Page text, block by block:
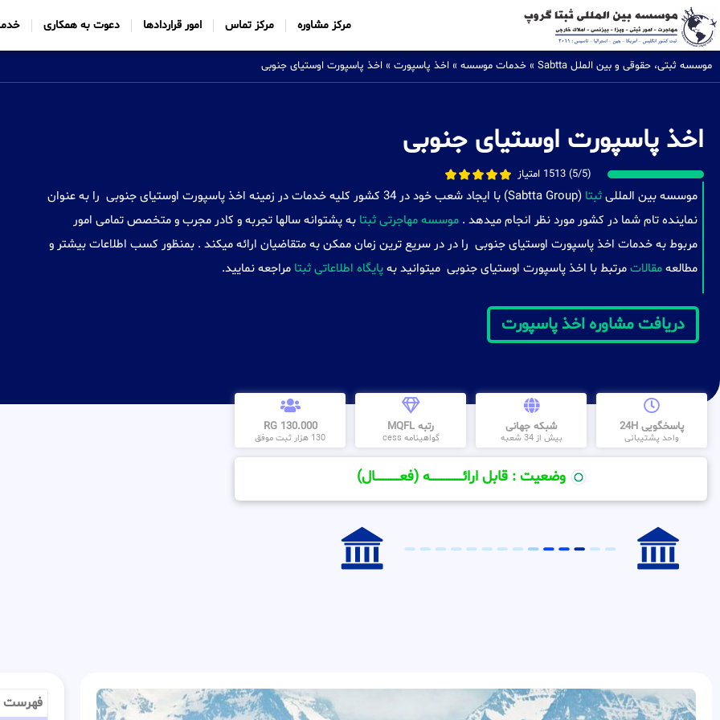
مرکز مشاوره مرکز تماس امور قراردادها دعوت به همکاری
موسسه ثبتی، حقوقی و بین الملل Sabtta » خدمات موسسه » اخذ پاسپورت » اخذ پاسپورت اوستیای جنوبی
اخذ پاسپورت اوستیای جنوبی
(5/5) 1513 امتیاز
موسسه بین المللیثبتا
(Sabtta Group) با ایجاد شعب خود در 34 کشور کلیه خدمات در زمینه اخذ پاسپورت اوستیای جنوبی را به عنوان
نماینده تام شما در کشور مورد نظر انجام میدهد . موسسه مهاجرتی ثبتا به پشتوانه سالها تجربه و کادر مجرب و متخصص تمامی امور
مربوط به خدمات اخذ پاسپورت اوستیای جنوبی را در در سریع ترین زمان ممکن به متقاضیان ارائه میکند . بمنظور کسب اطلاعات بیشتر و
مطالعهمقالاتمرتبط با اخذ پاسپورت اوستیای جنوبی میتوانید بهپایگاه اطلاعاتی ثبتا مراجعه نمایید.
دریافت مشاوره اخذ پاسپورت
پاسخگویی 24H
واحد پشتیبانی
شبکه جهانی
بیش از 34 شعبه
رتبه MQFL
گواهینامه cess
130.000 RG
130 هزار ثبت موفق
وضعیت : قابل ارائــــــــــــــــــــه (فعـــــــــــــــال)
فهرست